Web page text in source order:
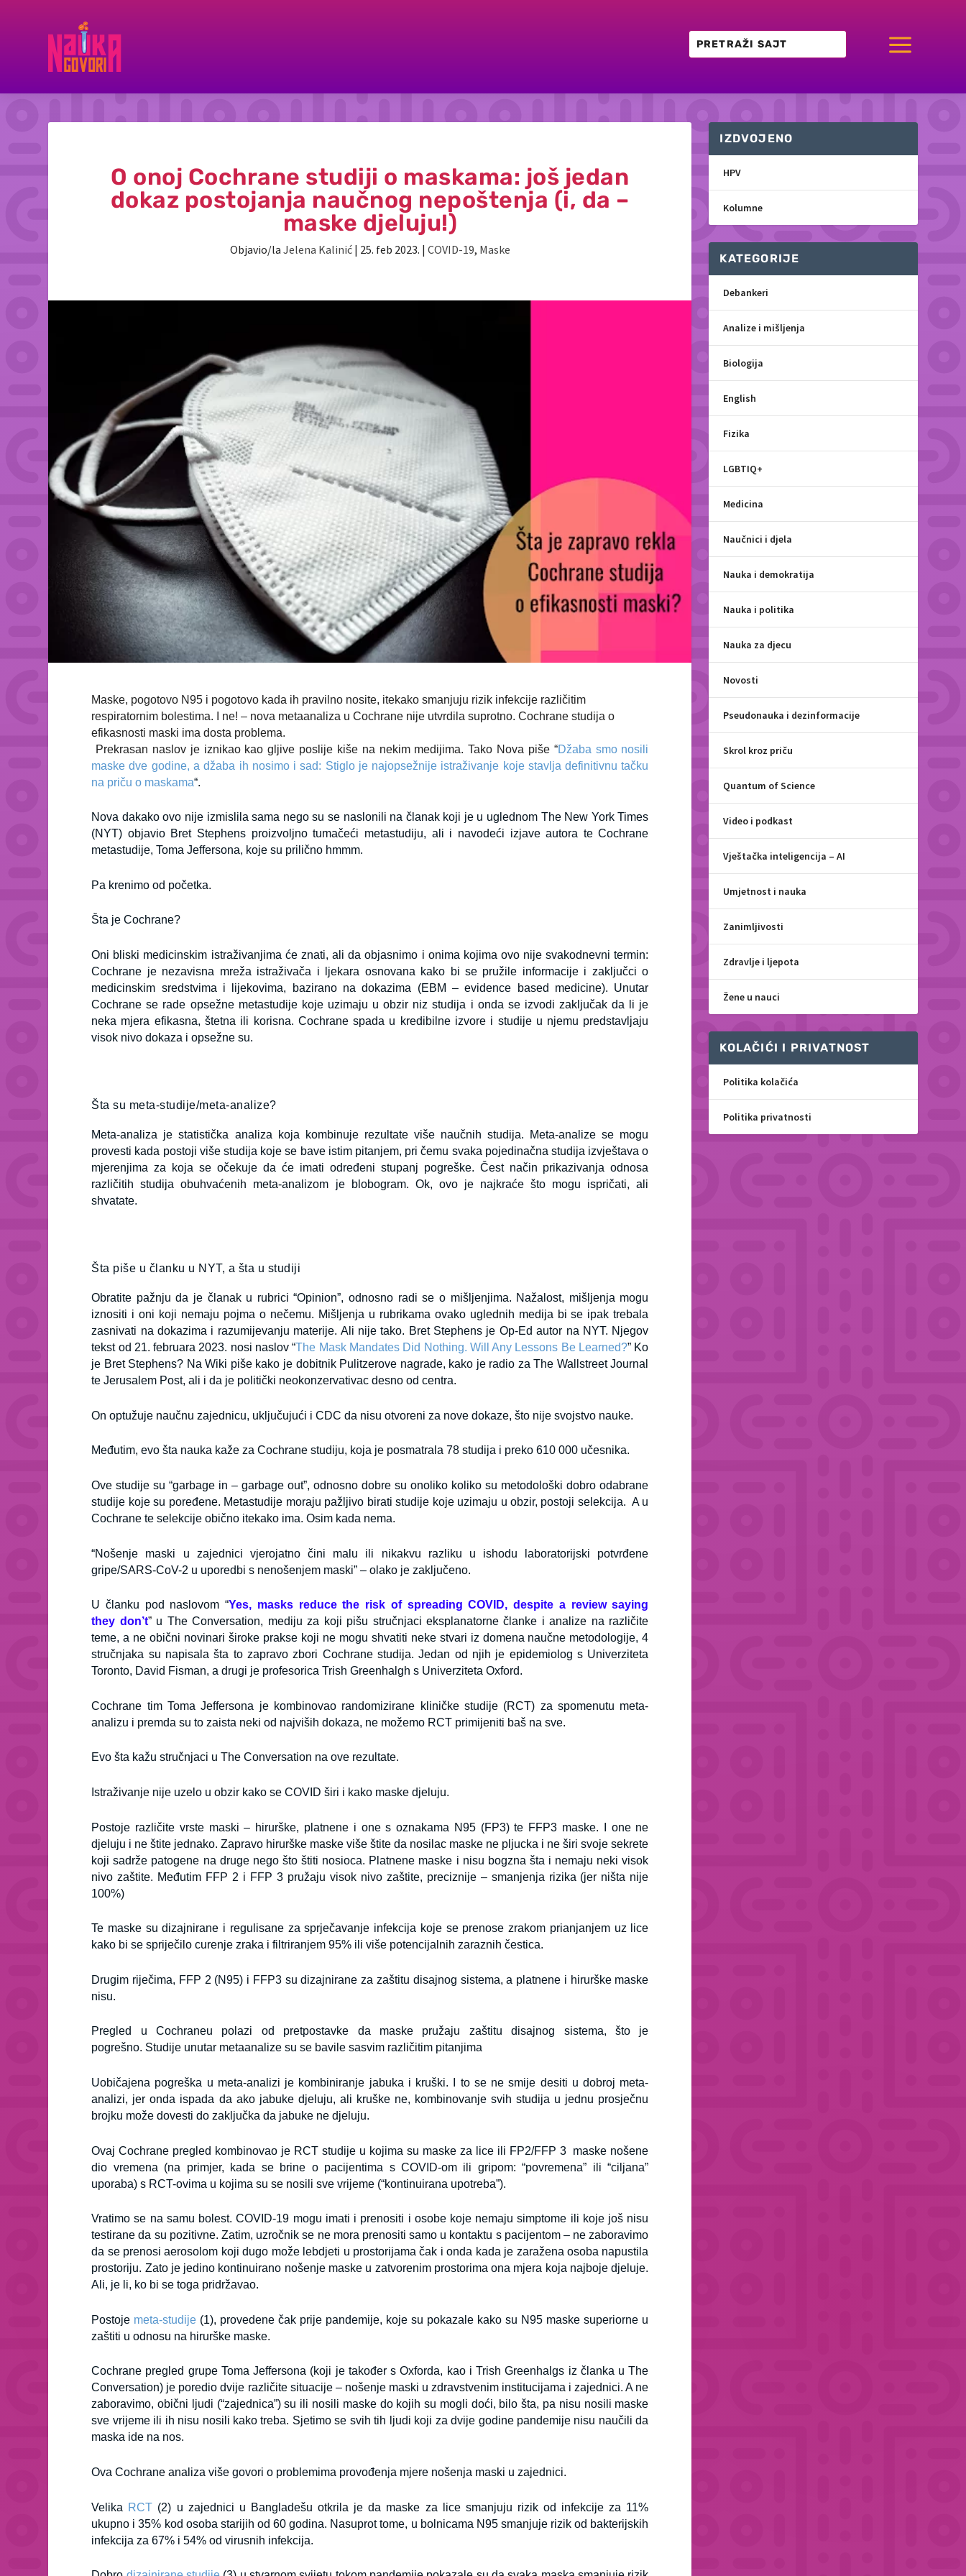
a
O onoj Cochrane studiji o maskama: još jedan
dokaz postojanja naučnog nepoštenja (i, da –
maske djeluju!)
Objavio/la Jelena Kalinić| 25. feb 2023. | COVID-19, Maske
Maske, pogotovo N95 i pogotovo kada ih pravilno nosite, itekako smanjuju rizik infekcije različitim
respiratornim bolestima. I ne! – nova metaanaliza u Cochrane nije utvrdila suprotno. Cochrane studija o
efikasnosti maski ima dosta problema.
Prekrasan naslov je iznikao kao gljive poslije kiše na nekim medijima. Tako Nova piše “Džaba smo nosili
maske dve godine, a džaba ih nosimo i sad: Stiglo je najopsežnije istraživanje koje stavlja definitivnu tačku
na priču o maskama“.
Nova dakako ovo nije izmislila sama nego su se naslonili na članak koji je u uglednom The New York Times
(NYT) objavio Bret Stephens proizvoljno tumačeći metastudiju, ali i navodeći izjave autora te Cochrane
metastudije, Toma Jeffersona, koje su prilično hmmm.
Pa krenimo od početka.
Šta je Cochrane?
Oni bliski medicinskim istraživanjima će znati, ali da objasnimo i onima kojima ovo nije svakodnevni termin:
Cochrane je nezavisna mreža istraživača i ljekara osnovana kako bi se pružile informacije i zaključci o
medicinskim sredstvima i lijekovima, bazirano na dokazima (EBM – evidence based medicine). Unutar
Cochrane se rade opsežne metastudije koje uzimaju u obzir niz studija i onda se izvodi zaključak da li je
neka mjera efikasna, štetna ili korisna. Cochrane spada u kredibilne izvore i studije u njemu predstavljaju
visok nivo dokaza i opsežne su.
Šta su meta-studije/meta-analize?
Meta-analiza je statistička analiza koja kombinuje rezultate više naučnih studija. Meta-analize se mogu
provesti kada postoji više studija koje se bave istim pitanjem, pri čemu svaka pojedinačna studija izvještava o
mjerenjima za koja se očekuje da će imati određeni stupanj pogreške. Čest način prikazivanja odnosa
različitih studija obuhvaćenih meta-analizom je blobogram. Ok, ovo je najkraće što mogu ispričati, ali
shvatate.
Šta piše u članku u NYT, a šta u studiji
Obratite pažnju da je članak u rubrici “Opinion”, odnosno radi se o mišljenjima. Nažalost, mišljenja mogu
iznositi i oni koji nemaju pojma o nečemu. Mišljenja u rubrikama ovako uglednih medija bi se ipak trebala
zasnivati na dokazima i razumijevanju materije. Ali nije tako. Bret Stephens je Op-Ed autor na NYT. Njegov
tekst od 21. februara 2023. nosi naslov “The Mask Mandates Did Nothing. Will Any Lessons Be Learned?” Ko
je Bret Stephens? Na Wiki piše kako je dobitnik Pulitzerove nagrade, kako je radio za The Wallstreet Journal
te Jerusalem Post, ali i da je politički neokonzervativac desno od centra.
On optužuje naučnu zajednicu, uključujući i CDC da nisu otvoreni za novedokaze, što nije svojstvo nauke.
Međutim, evo šta nauka kaže za Cochrane studiju, koja je posmatrala 78 studija i preko 610 000 učesnika.
Ove studije su “garbage in – garbage out”, odnosno dobre su onoliko koliko su metodološki dobro odabrane
studije koje su poređene. Metastudije moraju pažljivo birati studije koje uzimaju u obzir, postoji selekcija. A u
Cochrane te selekcije obično itekako ima. Osim kada nema.
“Nošenje maski u zajednici vjerojatno čini malu ili nikakvu razliku u ishodu laboratorijski potvrđene
gripe/SARS-CoV-2 u uporedbi s nenošenjem maski” – olako je zaključeno.
U članku pod naslovom “Yes, masks reduce the risk of spreading COVID, despite a review saying
they don’t” u The Conversation, mediju za koji pišu stručnjaci eksplanatorne članke i analize na različite
teme, a ne obični novinari široke prakse koji ne mogu shvatiti neke stvari iz domena naučne metodologije, 4
stručnjaka su napisala šta to zapravo zbori Cochrane studija. Jedan od njih je epidemiolog s Univerziteta
Toronto, David Fisman, a drugi je profesorica Trish Greenhalgh s Univerziteta Oxford.
Cochrane tim Toma Jeffersona je kombinovao randomizirane kliničke studije (RCT) za spomenutu meta-
analizu i premda su to zaista neki od najviših dokaza, ne možemo RCT primijeniti baš na sve.
Evo šta kažu stručnjaci u The Conversation na ove rezultate.
Istraživanje nije uzelo u obzir kako se COVID širi i kako maske djeluju.
Postoje različite vrste maski – hirurške, platnene i one s oznakama N95 (FP3) te FFP3 maske. I one ne
djeluju i ne štite jednako. Zapravo hirurške maske više štite da nosilac maske ne pljucka i ne širi svoje sekrete
koji sadrže patogene na druge nego što štiti nosioca. Platnene maske i nisu bogzna šta i nemaju neki visok
nivo zaštite. Međutim FFP 2 i FFP 3 pružaju visok nivo zaštite, preciznije – smanjenja rizika (jer ništa nije
100%)
Te maske su dizajnirane i regulisane za sprječavanje infekcija koje se prenose zrakom prianjanjem uz lice
kako bi se spriječilo curenje zraka i filtriranjem 95% ili više potencijalnih zaraznih čestica.
Drugim riječima, FFP 2 (N95) i FFP3 su dizajnirane za zaštitu disajnog sistema, a platnene i hirurške maske
nisu.
Pregled u Cochraneu polazi od pretpostavke da maske pružaju zaštitu disajnog sistema, što je
pogrešno. Studije unutar metaanalize su se bavile sasvim različitim pitanjima
Uobičajena pogreška u meta-analizi je kombiniranje jabuka i kruški. I to se ne smije desiti u dobroj meta-
analizi, jer onda ispada da ako jabuke djeluju, ali kruške ne, kombinovanje svih studija u jednu prosječnu
brojku može dovesti do zaključka da jabuke ne djeluju.
Ovaj Cochrane pregled kombinovao je RCT studije u kojima su maske za lice ili FP2/FFP 3 maske nošene
dio vremena (na primjer, kada se brine o pacijentima s COVID-om ili gripom: “povremena” ili “ciljana”
uporaba) s RCT-ovima u kojima su se nosili sve vrijeme (“kontinuirana upotreba”).
Vratimo se na samu bolest. COVID-19 mogu imati i prenositi i osobe koje nemaju simptome ili koje još nisu
testirane da su pozitivne. Zatim, uzročnik se ne mora prenositi samo u kontaktu s pacijentom – ne zaboravimo
da se prenosi aerosolom koji dugo može lebdjeti u prostorijama čak i onda kada je zaražena osoba napustila
prostoriju. Zato je jedino kontinuirano nošenje maske u zatvorenim prostorima ona mjera koja najboje djeluje.
Ali, je li, ko bi se toga pridržavao.
Postoje meta-studije (1), provedene čak prije pandemije, koje su pokazale kako su N95 maske superiorne u
zaštiti u odnosu na hirurške maske.
Cochrane pregled grupe Toma Jeffersona (koji je također s Oxforda, kao i Trish Greenhalgs iz članka u The
Conversation) je poredio dvije različite situacije – nošenje maski u zdravstvenim institucijama i zajednici. A ne
zaboravimo, obični ljudi (“zajednica”) su ili nosili maske do kojih su mogli doći, bilo šta, pa nisu nosili maske
sve vrijeme ili ih nisu nosili kako treba. Sjetimo se svih tih ljudi koji za dvije godine pandemije nisu naučili da
maska ide na nos.
Ova Cochrane analiza više govori o problemima provođenja mjere nošenja maski u zajednici.
Velika RCT (2) u zajednici u Bangladešu otkrila je da maske za lice smanjuju rizik od infekcije za 11%
ukupno i 35% kod osoba starijih od 60 godina. Nasuprot tome, u bolnicama N95 smanjuje rizik od bakterijskih
infekcija za 67% i 54% od virusnih infekcija.
IZDVOJENO
HPV
Kolumne
KATEGORIJE
Debankeri
Analize i mišljenja
Biologija
English
Fizika
LGBTIQ+
Medicina
Naučnici i djela
Nauka i demokratija
Nauka i politika
Nauka za djecu
Novosti
Pseudonauka i dezinformacije
Skrol kroz priču
Quantum of Science
Video i podkast
Vještačka inteligencija – AI
Umjetnost i nauka
Zanimljivosti
Zdravlje i ljepota
Žene u nauci
KOLAČIĆI I PRIVATNOST
Politika kolačića
Politika privatnosti